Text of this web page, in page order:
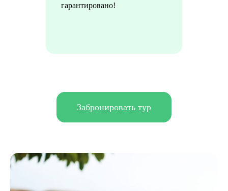
гарантировано!
Забронировать тур